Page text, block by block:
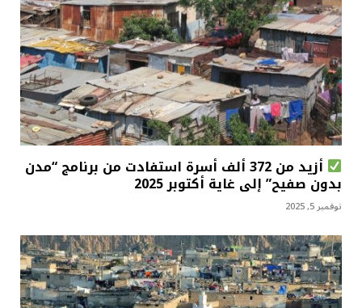
أزيد من 372 ألف أسرة استفادت من برنامج “مدن
بدون صفيح” إلى غاية أكتوبر 2025
نوفمبر 5, 2025